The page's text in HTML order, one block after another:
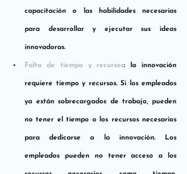
capacitación o las habilidades necesarias
para desarrollar y ejecutar sus ideas
innovadoras.
Falta de tiempo y recursos: la innovación
requiere tiempo y recursos. Si los empleados
ya están sobrecargados de trabajo, pueden
no tener el tiempo o los recursos necesarios
para dedicarse a la innovación. Los
empleados pueden no tener acceso a los